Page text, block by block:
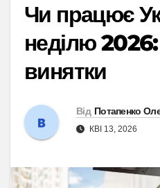
Чи працює
неділю
винятки
Від Потапенко
КВІ 13, 2026